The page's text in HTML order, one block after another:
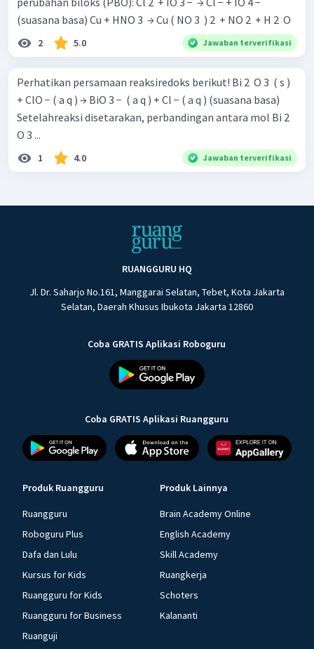
(suasana basa) Cu + HNO 3 ​ → Cu ( NO 3 ​ ) 2 ​ + NO 2 ​ + H 2 ​ O
2 5.0 Jawaban terverifikasi
Perhatikan persamaan reaksiredoks berikut! Bi 2 ​ O 3 ​ ( s )
+ ClO − ( a q ) → BiO 3 − ​ ( a q ) + Cl − ( a q ) (suasana basa)
Setelahreaksi disetarakan, perbandingan antara mol Bi 2 ​
O 3 ​...
1 4.0 Jawaban terverifikasi
RUANGGURU HQ
Jl. Dr. Saharjo No.161, Manggarai Selatan, Tebet, Kota Jakarta
Selatan, Daerah Khusus Ibukota Jakarta 12860
Coba GRATIS Aplikasi Roboguru
Coba GRATIS Aplikasi Ruangguru
Produk Ruangguru
Ruangguru
Roboguru Plus
Dafa dan Lulu
Kursus for Kids
Ruangguru for Kids
Ruangguru for Business
Ruanguji
Produk Lainnya
Brain Academy Online
English Academy
Skill Academy
Ruangkerja
Schoters
Kalananti